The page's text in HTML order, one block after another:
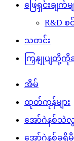
ဖြေရှင်းချက်မျ
R&D စ
သတင်း
ကြှနျုပျတို့
အိမ်
ထုတ်ကုန်များ
အော်ဂဲနစ်သဲ
အော်ဂဲနစ်ခရို